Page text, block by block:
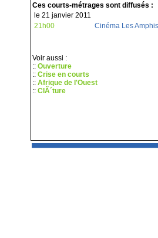
Ces courts-métrages sont diffusés :
le 21 janvier 2011
21h00
Cinéma Les Amphis
Voir aussi :
:: Ouverture
:: Crise en courts
:: Afrique de l'Ouest
:: ClÃ´ture